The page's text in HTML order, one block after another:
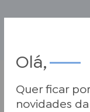
Olá,
Quer ficar
novidades